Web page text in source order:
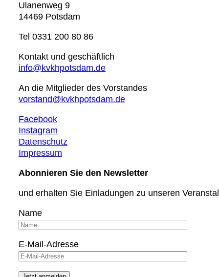
Ulanenweg 9
14469 Potsdam
Tel 0331 200 80 86
Kontakt und geschäftlich
info@kvkhpotsdam.de
An die Mitglieder des Vorstandes
vorstand@kvkhpotsdam.de
Facebook
Instagram
Datenschutz
Impressum
Abonnieren Sie den Newsletter
und erhalten Sie Einladungen zu unseren
Name
E-Mail-Adresse